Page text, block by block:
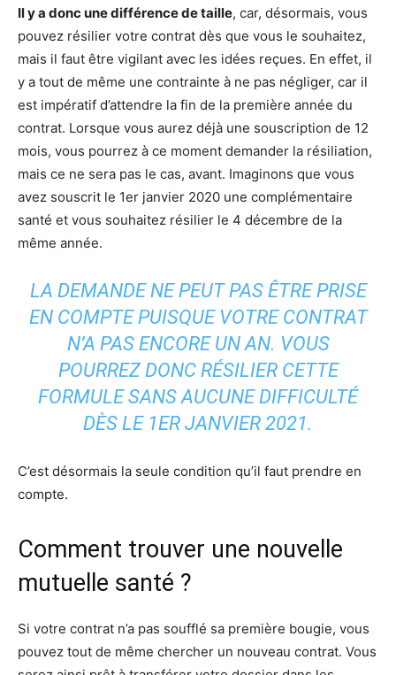
Il y a donc une différence de taille, car, désormais, vous
pouvez résilier votre contrat dès que vous le souhaitez,
mais il faut être vigilant avec les idées reçues. En effet, il
y a tout de même une contrainte à ne pas négliger, car il
est impératif d’attendre la fin de la première année du
contrat. Lorsque vous aurez déjà une souscription de 12
mois, vous pourrez à ce moment demander la résiliation,
mais ce ne sera pas le cas, avant. Imaginons que vous
avez souscrit le 1er janvier 2020 une complémentaire
santé et vous souhaitez résilier le 4 décembre de la
même année.
LA DEMANDE NE PEUT PAS ÊTRE PRISE
EN COMPTE PUISQUE VOTRE CONTRAT
N’A PAS ENCORE UN AN. VOUS
POURREZ DONC RÉSILIER CETTE
FORMULE SANS AUCUNE DIFFICULTÉ
DÈS LE 1ER JANVIER 2021.
C’est désormais la seule condition qu’il faut prendre en
compte.
Comment trouver une nouvelle
mutuelle santé ?
Si votre contrat n’a pas soufflé sa première bougie, vous
pouvez tout de même chercher un nouveau contrat. Vous